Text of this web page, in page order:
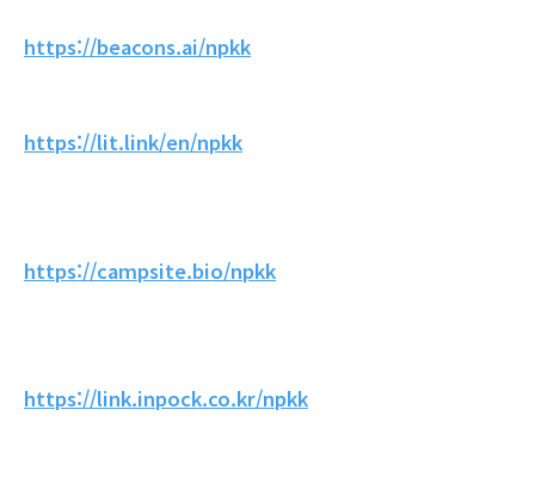
https://beacons.ai/npkk
https://lit.link/en/npkk
https://campsite.bio/npkk
https://link.inpock.co.kr/npkk